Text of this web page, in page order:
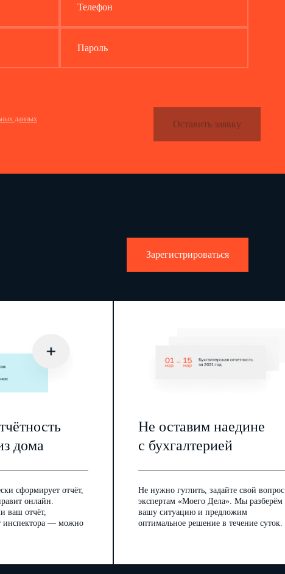
Телефон
Пароль
данных
Оставить заявку
Зарегистрироваться
дома
сформирует отчёт,
онлайн.
ваш отчёт,
инспектора — можно
Не оставим наедине
с бухгалтерией
Не нужно гуглить, задайте свой вопрос
экспертам «Моего Дела». Мы разберём
вашу ситуацию и предложим
оптимальное решение в течение суток.